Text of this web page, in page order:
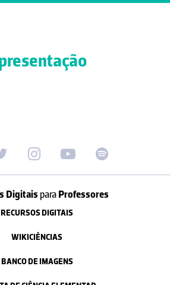
Digitais paraProfessores
RECURSOS DIGITAIS
WIKICIÊNCIAS
BANCO DE IMAGENS